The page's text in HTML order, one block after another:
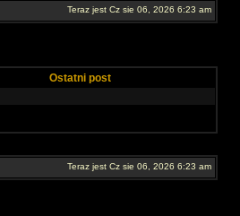
Teraz jest Cz sie 06, 2026 6:23 am
Ostatni post
Teraz jest Cz sie 06, 2026 6:23 am